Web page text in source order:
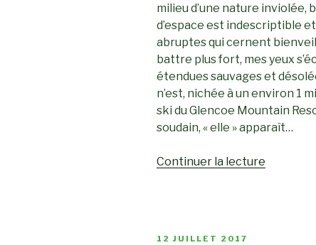
milieu d’une nature inviolée,
d’espace est indescriptible
abruptes qui cernent
battre plus fort, mes yeux
étendues sauvages et
n’est, nichée à un environ 1
ski du Glencoe Mountain
soudain, « elle » apparaît…
Continuer la lecture
PUBLIÉ
12 JUILLET 2017